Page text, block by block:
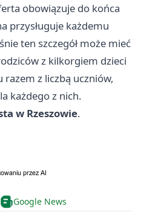
obowiązuje do końca
przysługuje każdemu
ten szczegół może mieć
z kilkorgiem dzieci
z liczbą uczniów,
każdego z nich.
w Rzeszowie.
Google News